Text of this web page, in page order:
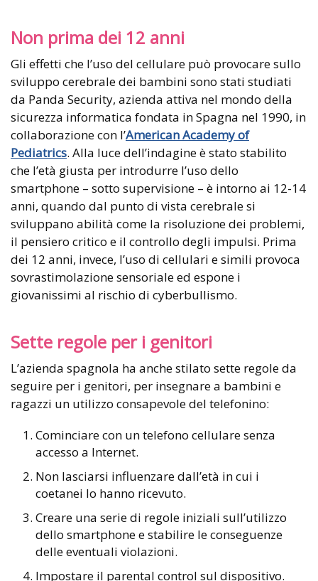
Non prima dei 12 anni
Gli effetti che l’uso del cellulare può provocare sullo
sviluppo cerebrale dei bambini sono stati studiati
da Panda Security, azienda attiva nel mondo della
sicurezza informatica fondata in Spagna nel 1990, in
collaborazione con l’American Academy of
Pediatrics. Alla luce dell’indagine è stato stabilito
che l’età giusta per introdurre l’uso dello
smartphone – sotto supervisione – è intorno ai 12-14
anni, quando dal punto di vista cerebrale si
sviluppano abilità come la risoluzione dei problemi,
il pensiero critico e il controllo degli impulsi. Prima
dei 12 anni, invece, l’uso di cellulari e simili provoca
sovrastimolazione sensoriale ed espone i
giovanissimi al rischio di cyberbullismo.
Sette regole per i genitori
L’azienda spagnola ha anche stilato sette regole da
seguire per i genitori, per insegnare a bambini e
ragazzi un utilizzo consapevole del telefonino:
Cominciare con un telefono cellulare senza
accesso a Internet.
Non lasciarsi influenzare dall’età in cui i
coetanei lo hanno ricevuto.
Creare una serie di regole iniziali sull’utilizzo
dello smartphone e stabilire le conseguenze
delle eventuali violazioni.
Impostare il parental control sul dispositivo.